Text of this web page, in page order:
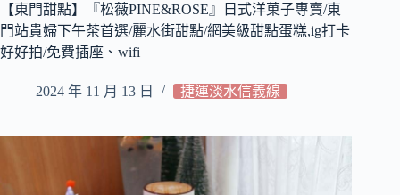
【東門甜點】『松薇PINE&ROSE』日式洋菓子專賣/東
門站貴婦下午茶首選/麗水街甜點/網美級甜點蛋糕,ig打卡
好好拍/免費插座、wifi
2024 年 11 月 13 日 捷運淡水信義線